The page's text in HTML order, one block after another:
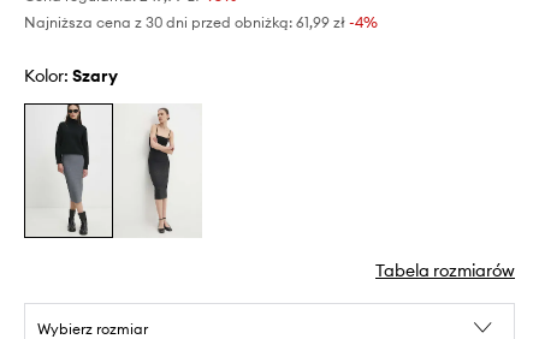
Najniższa cena z 30 dni przed obniżką: 61,99 zł -4%
Kolor: szary
Tabela rozmiarów
Wybierz rozmiar